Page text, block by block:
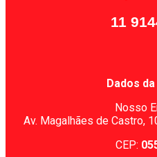
11
Dados
Nosso
Av. Magalhães de Castro,
CEP: